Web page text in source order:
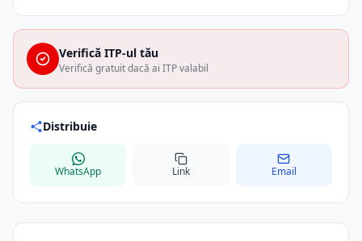
Verifică ITP-ul tău
Verifică gratuit dacă ai ITP valabil
Distribuie
WhatsApp Link Email